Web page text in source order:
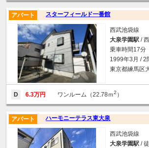
スターフィールド一番館
アパート
西武池袋線
大泉学園駅 /
乗車時間17
1999年3月 / 2
東京都練馬区
D 6.3万円 ワンルーム（22.78ｍ2 ）
ハーモニーテラス東大泉
アパート
西武池袋線
大泉学園駅 /